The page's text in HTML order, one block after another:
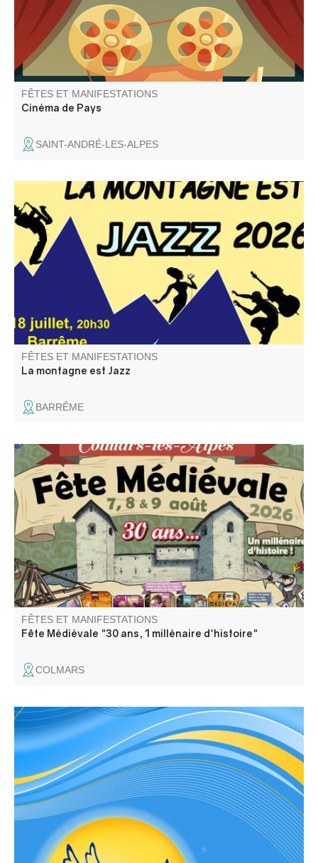
FÊTES ET MANIFESTATIONS
Cinéma de Pays
SAINT-ANDRÉ-LES-ALPES
La 5ème édition du Festival La Montagne est Jazz se
déroule dans quatre villages des vallées de l'Asse et du
Moyen Verdon.
FÊTES ET MANIFESTATIONS
La montagne est Jazz
BARRÊME
A Colmars se tient depuis 30 ans une fête légendaire qui
fait renaître l’esprit du Moyen Âge. Franchissez les portes
de la cité et plongez dans un univers de fastes et de
merveilles. Échassiers, musiciens, acrobates et nombreux
spectacles gratuits.
FÊTES ET MANIFESTATIONS
Fête Médiévale "30 ans, 1 millénaire d'histoire"
COLMARS
Hommage aux morts de la guerre, dépôt de gerbe et
discours.